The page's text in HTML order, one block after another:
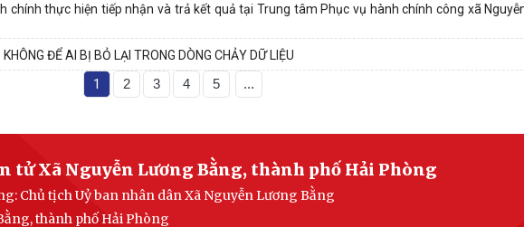
chính thực hiện tiếp nhận và trả kết quả tại Trung tâm Phục vụ hành chính công xã
ĐỂ AI BỊ BỎ LẠI TRONG DÒNG CHẢY DỮ LIỆU
1 2 3 4 5 ...
tử Xã Nguyễn Lương Bằng, thành phố Hải Phòng
Chủ tịch Uỷ ban nhân dân Xã Nguyễn Lương Bằng
thành phố Hải Phòng